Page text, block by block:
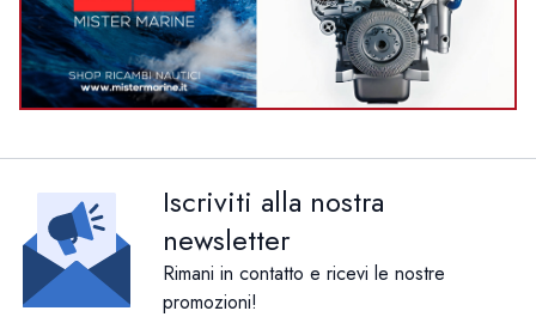
Iscriviti alla nostra
newsletter
Rimani in contatto e ricevi le nostre
promozioni!